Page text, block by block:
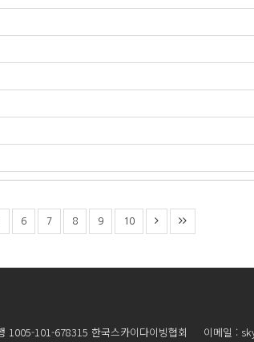
6 7 8 9 10
101-678315 한국스카이다이빙협회 이메일 :